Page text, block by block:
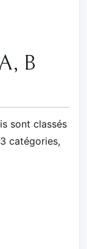
B
sont classés
catégories,